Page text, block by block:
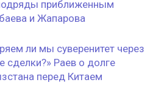
приближенным
и Жапарова
ли мы суверенитет через
сделки?» Раев о долге
перед Китаем